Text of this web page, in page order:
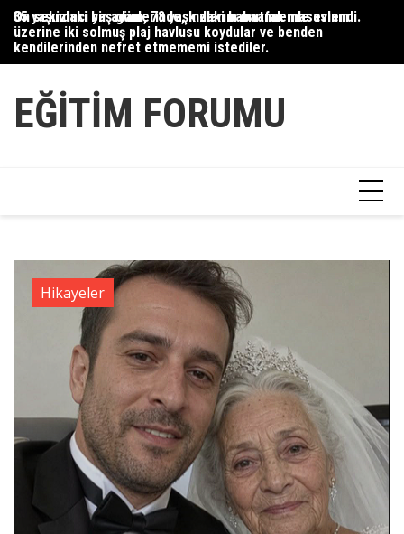
Skip
content
35 yaşındaki bir adam, 78 yaşındaki babaannemle evlendi.
On sekizinci yaş günlerinde, kızlarım mutfak masasının
üzerine iki solmuş plaj havlusu koydular ve benden
kendilerinden nefret etmememi istediler.
EĞITIM FORUMU
Hikayeler